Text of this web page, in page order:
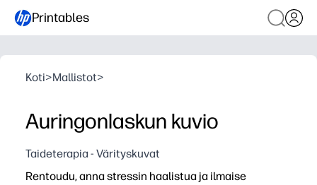
Printables
Koti>Mallistot>
Auringonlaskun kuvio
Taideterapia - Värityskuvat
Rentoudu, anna stressin haalistua ja ilmaise